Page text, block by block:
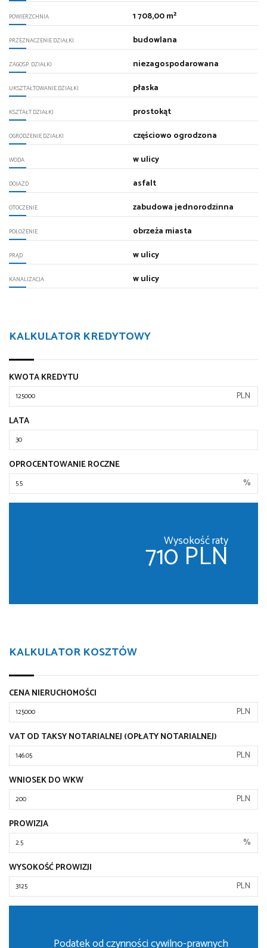
POWIERZCHNIA 1 708,00 m²
PRZEZNACZENIE DZIAŁKI budowlana
ZAGOSP. DZIAŁKI niezagospodarowana
UKSZTAŁTOWANIE DZIAŁKI płaska
KSZTAŁT DZIAŁKI prostokąt
OGRODZENIE DZIAŁKI częściowo ogrodzona
WODA w ulicy
DOJAZD asfalt
OTOCZENIE zabudowa jednorodzinna
POŁOŻENIE obrzeża miasta
PRĄD w ulicy
KANALIZACJA w ulicy
KALKULATOR KREDYTOWY
KWOTA KREDYTU
PLN
LATA
OPROCENTOWANIE ROCZNE
%
Wysokość raty
710 PLN
KALKULATOR KOSZTÓW
CENA NIERUCHOMOŚCI
PLN
VAT OD TAKSY NOTARIALNEJ (OPŁATY NOTARIALNEJ)
PLN
WNIOSEK DO WKW
PLN
PROWIZJA
%
WYSOKOŚĆ PROWIZJI
PLN
Podatek od czynności cywilno-prawnych